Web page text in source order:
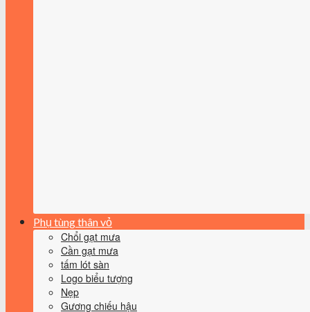
Phụ tùng thân vỏ
Chổi gạt mưa
Cần gạt mưa
tấm lót sàn
Logo biểu tượng
Nẹp
Gương chiếu hậu